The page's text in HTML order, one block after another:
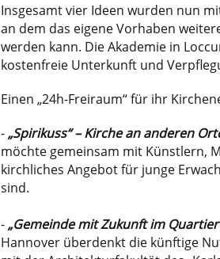
Insgesamt vier Ideen wurden nun
an dem das eigene Vorhaben
werden kann. Die Akademie in
kostenfreie Unterkunft und
Einen „24h-Freiraum“ für ihr
-„Spirikuss“ – Kirche an anderen
möchte gemeinsam mit Künstlern,
kirchliches Angebot für junge
sind.
-„Gemeinde mit Zukunft im
Hannover überdenkt die künftige